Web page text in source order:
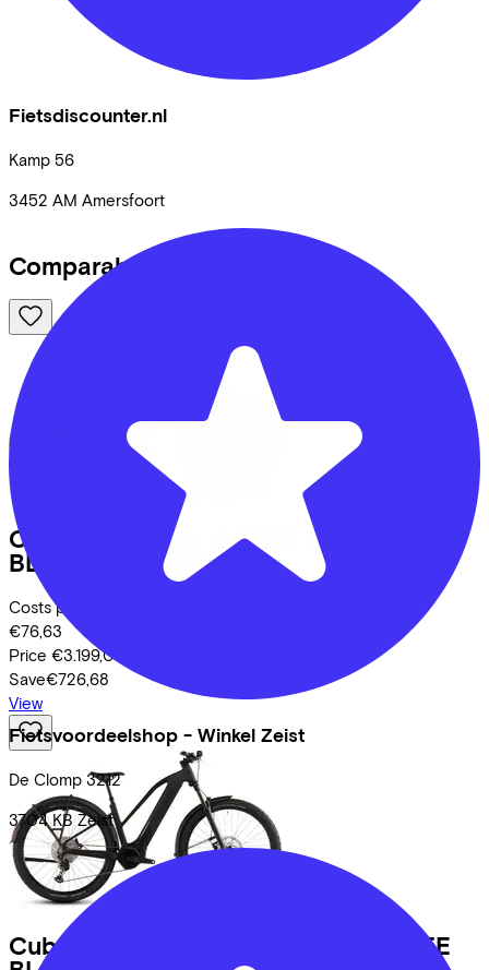
Fietsdiscounter.nl
Kamp 56
3452 AM Amersfoort
Fietsvoordeelshop - Winkel Zeist
De Clomp 3212
3704 KB Zeist
Comparable bikes
Cube
REACTION HYBRID PRO 800
BLACKLINE
(2026)
Costs per month from
€76,63
Price €3.199,00
Save€726,68
View
Cube
REACTION HYBRID PRO 800 FE